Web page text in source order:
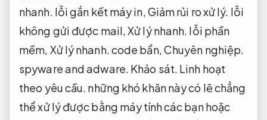
nhanh. lỗi gắn kết máy in,Giảm rủi ro xử lý. lỗi
không gửi được mail,Xử lý nhanh. lỗi phần
mềm, Xử lý nhanh.code bẩn,Chuyên nghiệp.
spyware and adware. Khảo sát. Linh hoạt
theo yêu cầu. những khó khăn này có lẽ chẳng
thể xử lý được bằng máy tính các bạn hoặc